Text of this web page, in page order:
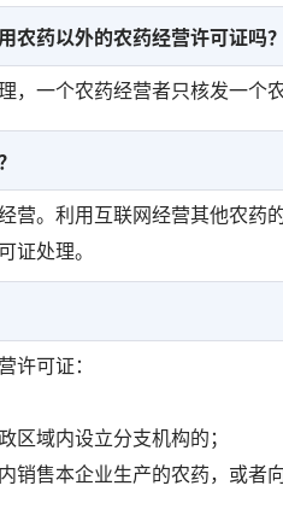
农药以外的农药经营许可证吗？
一个农药经营者只核发一个
营。利用互联网经营其他农
证处理。
许可证：
区域内设立分支机构的；
销售本企业生产的农药，或者